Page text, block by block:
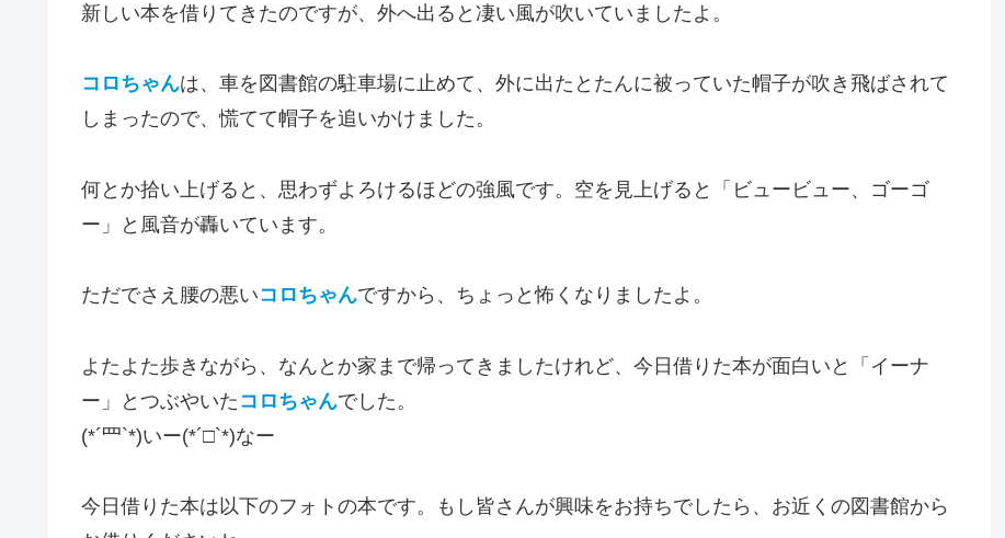
新しい本を借りてきたのですが、外へ出ると凄い風が吹いていましたよ。
コロちゃんは、車を図書館の駐車場に止めて、外に出たとたんに被っていた帽子が吹き飛ばされて
しまったので、慌てて帽子を追いかけました。
何とか拾い上げると、思わずよろけるほどの強風です。空を見上げると「ビュービュー、ゴーゴ
ー」と風音が轟いています。
ただでさえ腰の悪いコロちゃんですから、ちょっと怖くなりましたよ。
よたよた歩きながら、なんとか家まで帰ってきましたけれど、今日借りた本が面白いと「イーナ
ー」とつぶやいた コロちゃんでした。
(*´罒`*)いー(*´□`*)なー
今日借りた本は以下のフォトの本です。もし皆さんが興味をお持ちでしたら、お近くの図書館から